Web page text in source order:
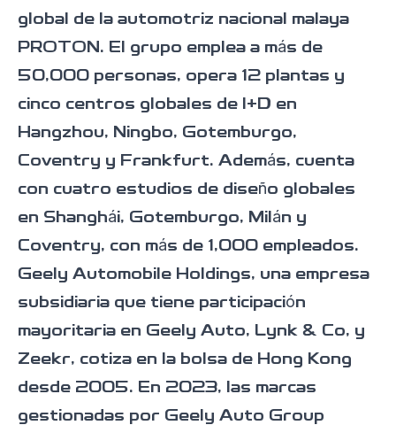
global de la automotriz nacional malaya
PROTON. El grupo emplea a más de
50,000 personas, opera 12 plantas y
cinco centros globales de I+D en
Hangzhou, Ningbo, Gotemburgo,
Coventry y Frankfurt. Además, cuenta
con cuatro estudios de diseño globales
en Shanghái, Gotemburgo, Milán y
Coventry, con más de 1,000 empleados.
Geely Automobile Holdings, una empresa
subsidiaria que tiene participación
mayoritaria en Geely Auto, Lynk & Co, y
Zeekr, cotiza en la bolsa de Hong Kong
desde 2005. En 2023, las marcas
gestionadas por Geely Auto Group